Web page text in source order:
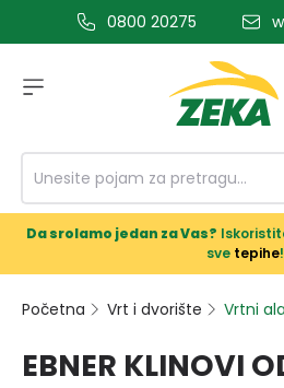
glavni sadržaj0800 20275
Da srolamo jedan za Vas?
sve tepihe!
Početna Vrt i dvorište Vrtni
EBNER KLINOVI